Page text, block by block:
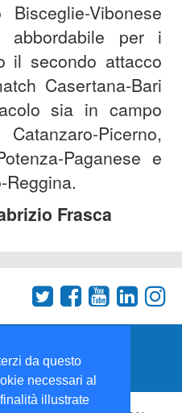
da questo
necessari al
illustrate
Vibonese
abbordabile per i
il secondo attacco
Casertana-Bari
sia in campo
Picerno,
Paganese e
Reggina.
Frasca